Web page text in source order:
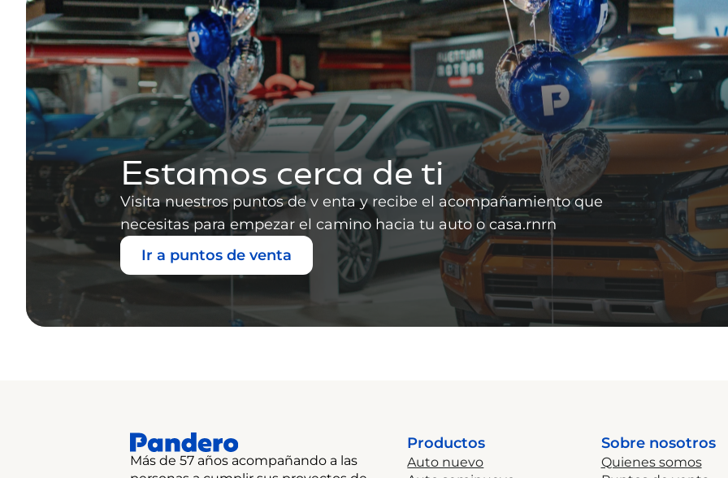
Estamos cerca de ti
Visita nuestros puntos de v enta y recibe el acompañamiento que
necesitas para empezar el camino hacia tu auto o casa.rnrn
Ir a puntos de venta
Más de 57 años acompañando a las
Productos
Auto nuevo
Sobre nosotros
Quienes somos